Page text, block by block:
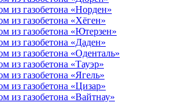
из газобетона «Норден»
из газобетона «Хёген»
из газобетона «Ютерзен»
из газобетона «Даден»
из газобетона «Оденталь»
из газобетона «Тауэр»
из газобетона «Ягель»
из газобетона «Цизар»
из газобетона «Вайтнау»